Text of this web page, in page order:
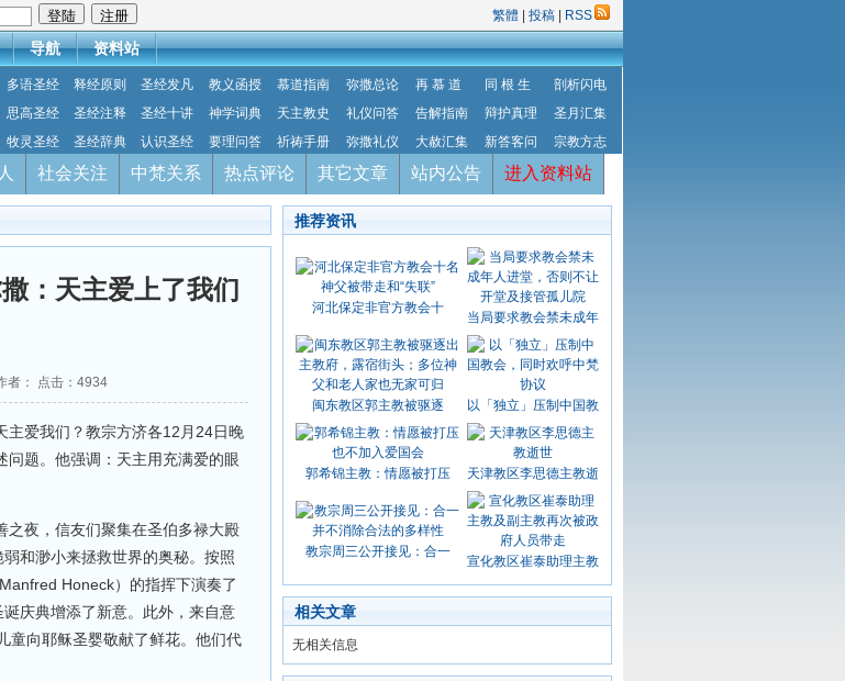
繁體 投稿 RSS
导航 资料站
多语圣经 释经原则 圣经发凡 教义函授 慕道指南 弥撒总论 再 慕 道 同 根 生
剖析闪电
思高圣经 圣经注释 圣经十讲 神学词典 天主教史 礼仪问答 告解指南 辩护真理
圣月汇集
牧灵圣经 圣经辞典 认识圣经 要理问答 祈祷手册 弥撒礼仪 大赦汇集 新答客问 宗教方志
社会关注 中梵关系 热点评论 其它文章 站内公告 进入资料站
：天主爱上了我们
： 点击： 4934
主爱我们？教宗方济各12月24日晚
题。他强调：天主用充满爱的眼
之夜，信友们聚集在圣伯多禄大殿
和渺小来拯救世界的奥秘。按照
Honeck）的指挥下演奏了
庆典增添了新意。此外，来自意
童向耶稣圣婴敬献了鲜花。他们代
推荐资讯
河北保定非官方教会十
当局要求教会禁未成年
闽东教区郭主教被驱逐 以「独立」压制中国教
郭希锦主教：情愿被打压 天津教区李思德主教逝
教宗周三公开接见：合一
宣化教区崔泰助理主教
相关文章
无相关信息